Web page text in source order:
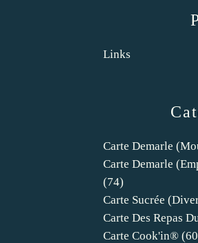
Carte Demarle
Carte Demarle
(74)
Carte Sucrée
Carte Des Repas
Carte Cook'in®
Links